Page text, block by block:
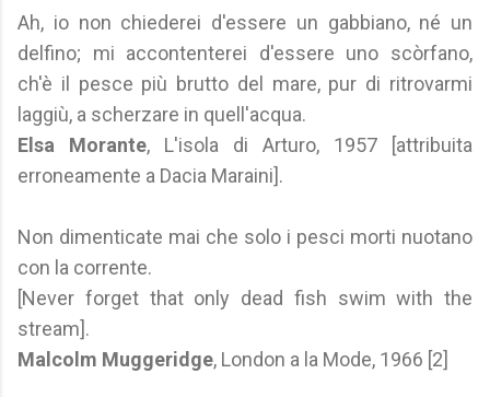
Ah, io non chiederei d'essere un gabbiano, né un
delfino; mi accontenterei d'essere uno scòrfano,
ch'è il pesce più brutto del mare, pur di ritrovarmi
laggiù, a scherzare in quell'acqua.
Elsa Morante, L'isola di Arturo, 1957 [attribuita
erroneamente a Dacia Maraini].
Non dimenticate mai che solo i pesci morti nuotano
con la corrente.
[Never forget that only dead fish swim with the
stream].
Malcolm Muggeridge, London a la Mode, 1966 [2]